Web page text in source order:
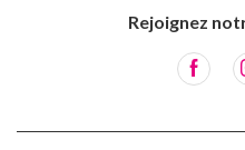
Rejoignez